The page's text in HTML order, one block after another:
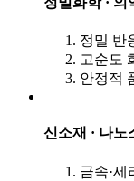
정밀 반
고순도
안정적
신소재 · 나노
금속·세